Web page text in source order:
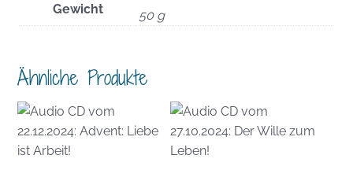
Gewicht 50 g
Ähnliche Produkte